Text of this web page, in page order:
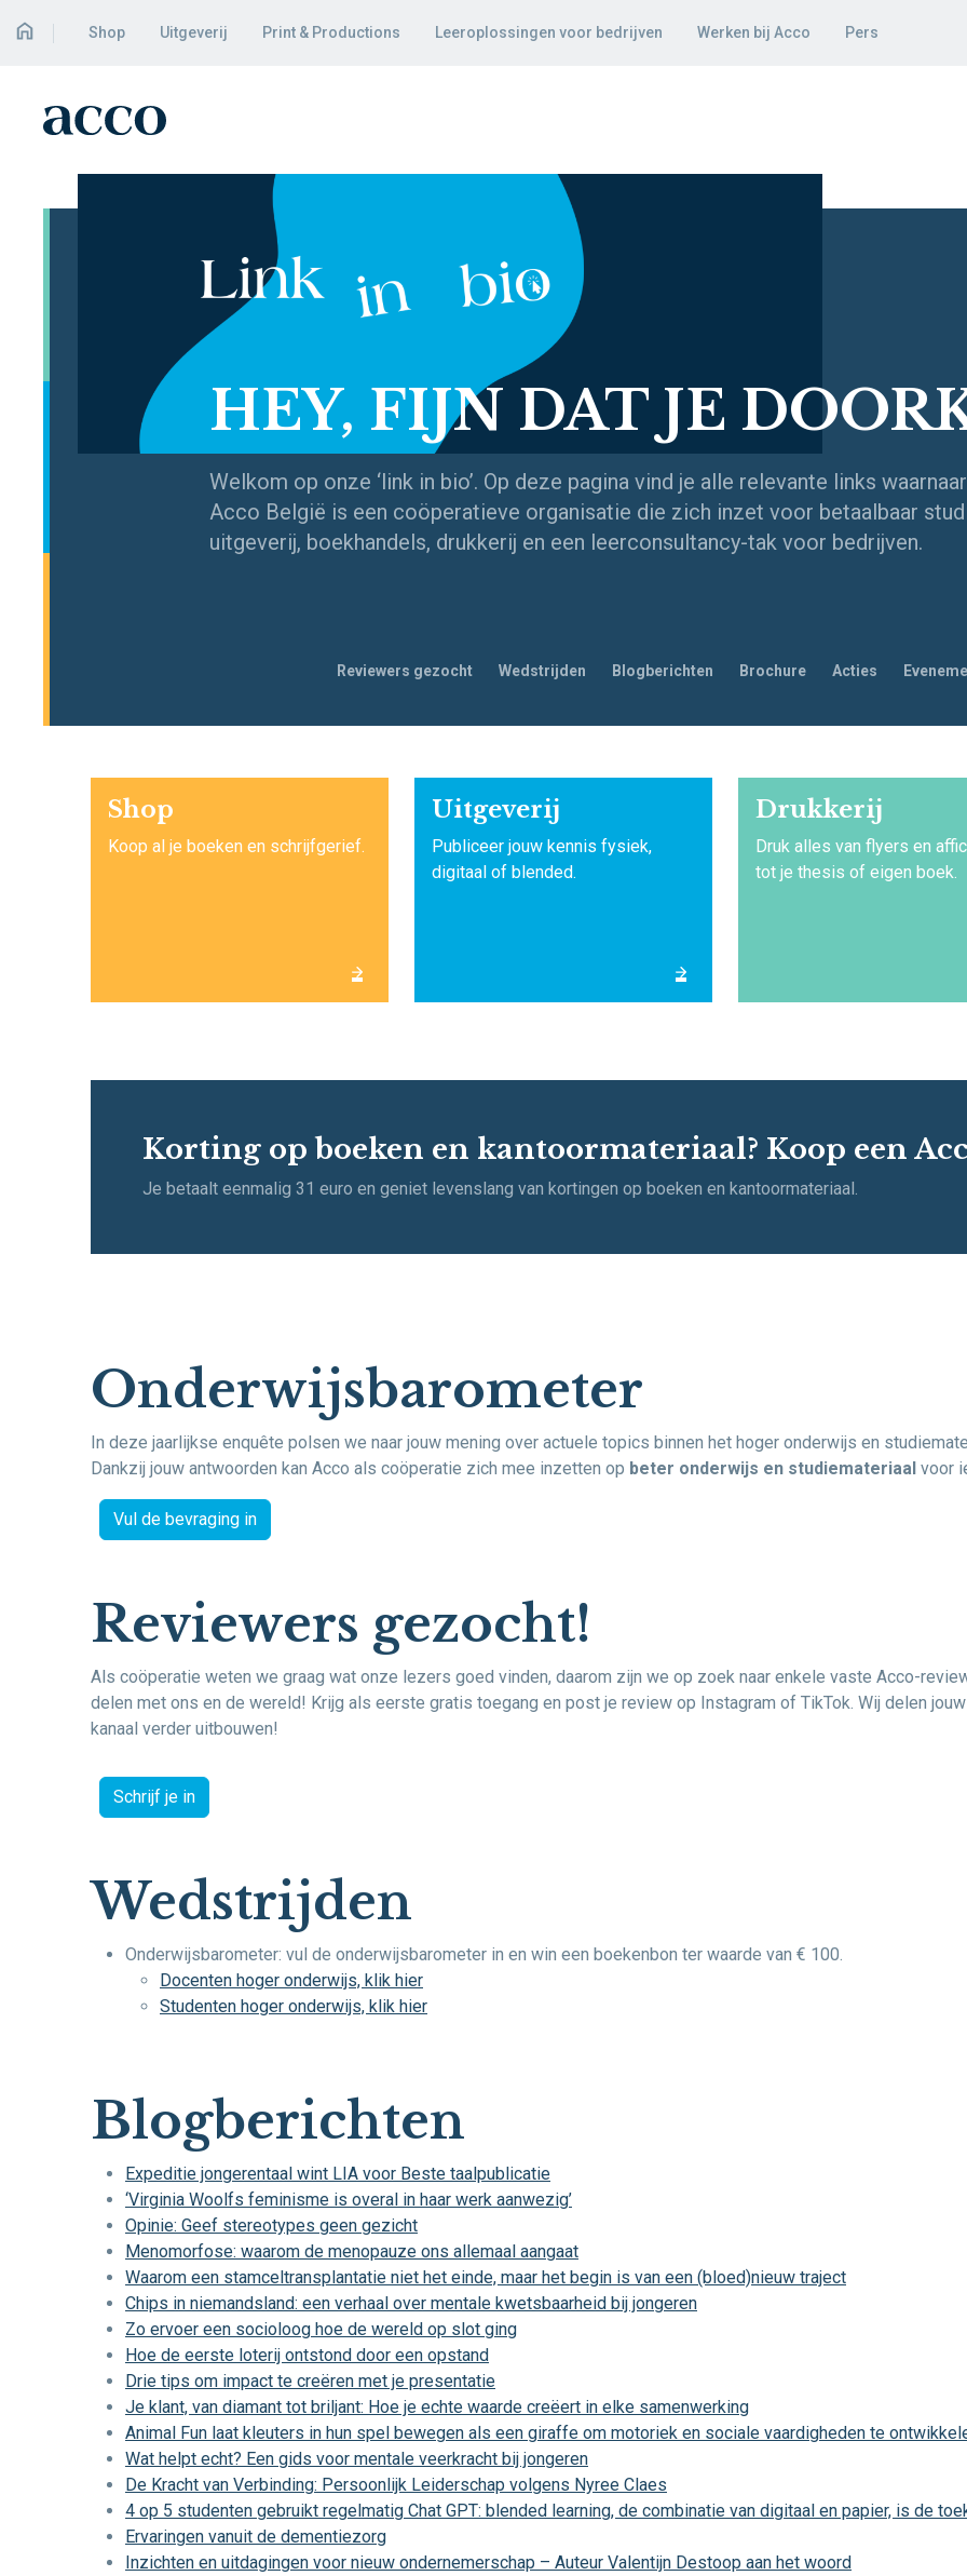
Shop Uitgeverij Print & Productions Leeroplossingen voor bedrijven Werken bij Acco Pers
HEY, FIJN DAT JE
Welkom op onze ‘link in bio’. Op deze pagina vind je alle relevante links
Acco België is een coöperatieve organisatie die zich inzet voor betaalbaar
uitgeverij, boekhandels, drukkerij en een leerconsultancy-tak voor bedrijven.
Reviewers gezocht Wedstrijden Blogberichten Brochure Acties
Shop
Koop al je boeken en schrijfgerief.
Uitgeverij
Publiceer jouw kennis fysiek,
digitaal of blended.
Drukkerij
Druk alles van flyers en
tot je thesis of eigen boek.
Korting op boeken en kantoormateriaal? Koop een
Je betaalt eenmalig 31 euro en geniet levenslang van kortingen op boeken en kantoormateriaal.
Onderwijsbarometer
In deze jaarlijkse enquête polsen we naar jouw mening over actuele topics binnen het hoger onderwijs en
Dankzij jouw antwoorden kan Acco als coöperatie zich mee inzetten op beter onderwijs en studiemateriaal voor
Vul de bevraging in
Reviewers gezocht!
Als coöperatie weten we graag wat onze lezers goed vinden, daarom zijn we op zoek naar enkele vaste Acco-
delen met ons en de wereld! Krijg als eerste gratis toegang en post je review op Instagram of TikTok. Wij delen
kanaal verder uitbouwen!
Schrijf je in
Wedstrijden
Onderwijsbarometer: vul de onderwijsbarometer in en win een boekenbon ter waarde van € 100.
Docenten hoger onderwijs, klik hier
Studenten hoger onderwijs, klik hier
Blogberichten
Expeditie jongerentaal wint LIA voor Beste taalpublicatie
‘Virginia Woolfs feminisme is overal in haar werk aanwezig’
Opinie: Geef stereotypes geen gezicht
Menomorfose: waarom de menopauze ons allemaal aangaat
Waarom een stamceltransplantatie niet het einde, maar het begin is van een (bloed)nieuw traject
Chips in niemandsland: een verhaal over mentale kwetsbaarheid bij jongeren
Zo ervoer een socioloog hoe de wereld op slot ging
Hoe de eerste loterij ontstond door een opstand
Drie tips om impact te creëren met je presentatie
Je klant, van diamant tot briljant: Hoe je echte waarde creëert in elke samenwerking
Animal Fun laat kleuters in hun spel bewegen als een giraffe om motoriek en sociale vaardigheden te
Wat helpt echt? Een gids voor mentale veerkracht bij jongeren
De Kracht van Verbinding: Persoonlijk Leiderschap volgens Nyree Claes
4 op 5 studenten gebruikt regelmatig Chat GPT: blended learning, de combinatie van digitaal en papier, is de
Ervaringen vanuit de dementiezorg
Inzichten en uitdagingen voor nieuw ondernemerschap – Auteur Valentijn Destoop aan het woord